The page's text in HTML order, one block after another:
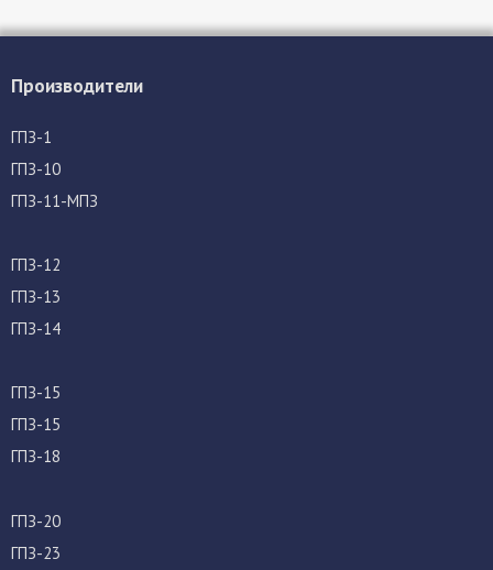
Производители
ГПЗ-1
ГПЗ-10
ГПЗ-11-МПЗ
ГПЗ-12
ГПЗ-13
ГПЗ-14
ГПЗ-15
ГПЗ-15
ГПЗ-18
ГПЗ-20
ГПЗ-23